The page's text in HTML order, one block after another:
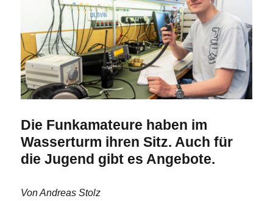
Die Funkamateure haben im
Wasserturm ihren Sitz. Auch für
die Jugend gibt es Angebote.
Von Andreas Stolz